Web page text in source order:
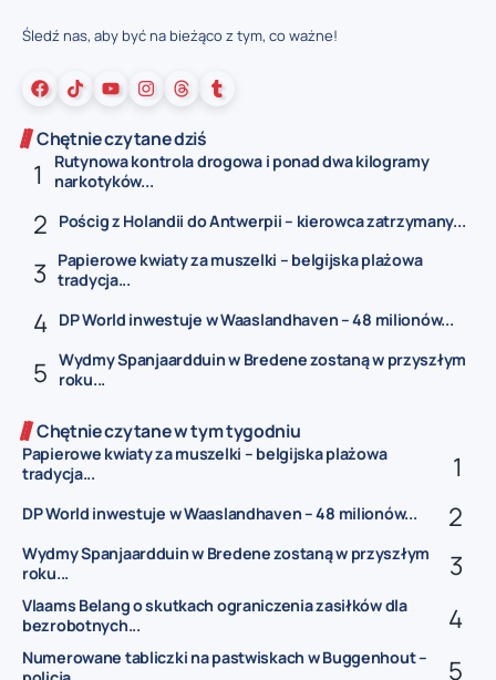
Śledź nas, aby być na bieżąco z tym, co ważne!
Chętnie czytane dziś
Rutynowa kontrola drogowa i ponad dwa kilogramy
narkotyków...
Pościg z Holandii do Antwerpii – kierowca zatrzymany...
Papierowe kwiaty za muszelki – belgijska plażowa
tradycja...
DP World inwestuje w Waaslandhaven – 48 milionów...
Wydmy Spanjaardduin w Bredene zostaną w przyszłym
roku...
Chętnie czytane w tym tygodniu
Papierowe kwiaty za muszelki – belgijska plażowa
tradycja...
DP World inwestuje w Waaslandhaven – 48 milionów...
Wydmy Spanjaardduin w Bredene zostaną w przyszłym
roku...
Vlaams Belang o skutkach ograniczenia zasiłków dla
bezrobotnych...
Numerowane tabliczki na pastwiskach w Buggenhout –